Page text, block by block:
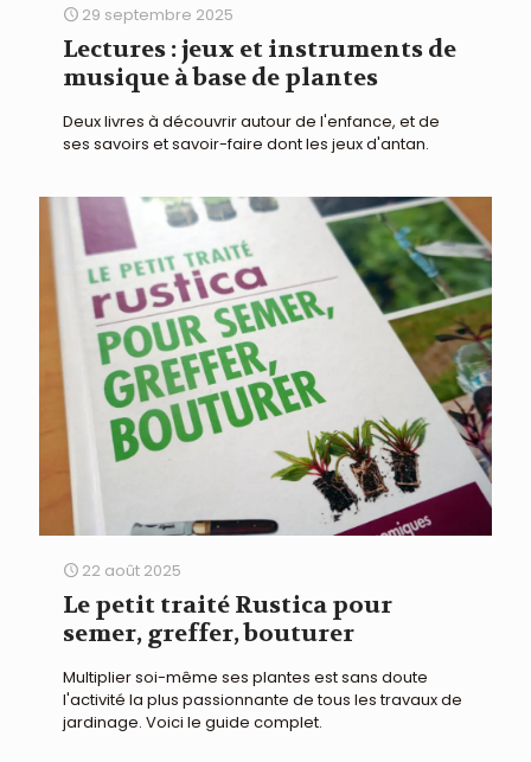
29 septembre 2025
Lectures : jeux et instruments de
musique à base de plantes
Deux livres à découvrir autour de l'enfance, et de
ses savoirs et savoir-faire dont les jeux d'antan.
22 août 2025
Le petit traité Rustica pour
semer, greffer, bouturer
Multiplier soi-même ses plantes est sans doute
l'activité la plus passionnante de tous les travaux de
jardinage. Voici le guide complet.